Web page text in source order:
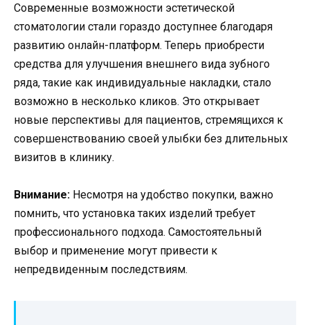
Современные возможности эстетической
стоматологии стали гораздо доступнее благодаря
развитию онлайн-платформ. Теперь приобрести
средства для улучшения внешнего вида зубного
ряда, такие как индивидуальные накладки, стало
возможно в несколько кликов. Это открывает
новые перспективы для пациентов, стремящихся к
совершенствованию своей улыбки без длительных
визитов в клинику.
Внимание: Несмотря на удобство покупки, важно
помнить, что установка таких изделий требует
профессионального подхода. Самостоятельный
выбор и применение могут привести к
непредвиденным последствиям.